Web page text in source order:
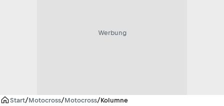
Werbung
Start/Motocross/Motocross/Kolumne